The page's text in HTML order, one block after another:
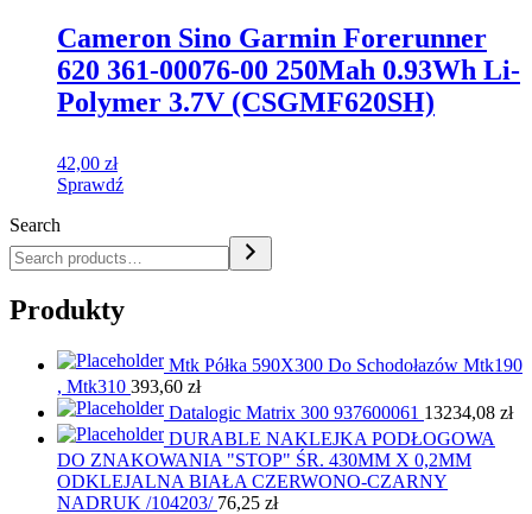
Cameron Sino Garmin Forerunner
620 361-00076-00 250Mah 0.93Wh Li-
Polymer 3.7V (CSGMF620SH)
42,00 zł
Sprawdź
Search
Produkty
Mtk Półka 590X300 Do Schodołazów Mtk190
, Mtk310 393,60 zł
Datalogic Matrix 300 937600061 13234,08 zł
DURABLE NAKLEJKA PODŁOGOWA
DO ZNAKOWANIA "STOP" ŚR. 430MM X 0,2MM
ODKLEJALNA BIAŁA CZERWONO-CZARNY
NADRUK /104203/ 76,25 zł